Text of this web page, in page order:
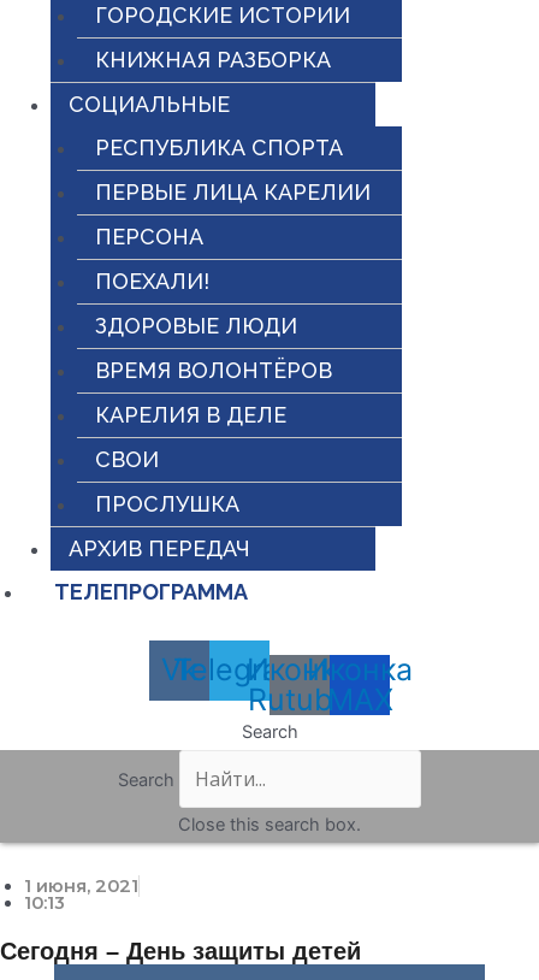
ГОРОДСКИЕ ИСТОРИИ
КНИЖНАЯ РАЗБОРКА
СОЦИАЛЬНЫЕ
РЕСПУБЛИКА СПОРТА
ПЕРВЫЕ ЛИЦА КАРЕЛИИ
ПЕРСОНА
ПОЕХАЛИ!
ЗДОРОВЫЕ ЛЮДИ
ВРЕМЯ ВОЛОНТЁРОВ
КАРЕЛИЯ В ДЕЛЕ
СВОИ
ПРОСЛУШКА
АРХИВ ПЕРЕДАЧ
ТЕЛЕПРОГРАММА
Vk
Telegram
Иконка
Rutube
Иконка
MAX
Search
Search
Close this search box.
1 июня, 2021
10:13
Сегодня – День защиты детей